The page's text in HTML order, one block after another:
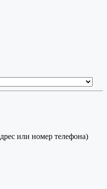
или номер телефона)